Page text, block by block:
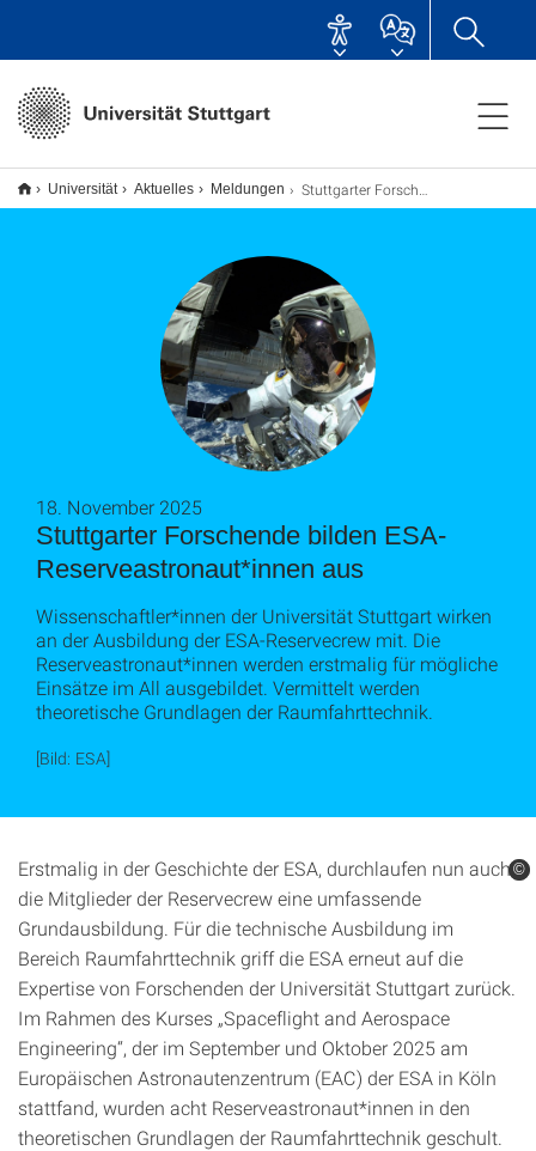
Universität Aktuelles Meldungen Stuttgarter Forschende bilden ESA-Reserveastronaut*innen aus
Stuttgarter Forschende bilden ESA-
Reserveastronaut*innen aus
18. November 2025
Wissenschaftler*innen der Universität Stuttgart wirken
an der Ausbildung der ESA-Reservecrew mit. Die
Reserveastronaut*innen werden erstmalig für mögliche
Einsätze im All ausgebildet. Vermittelt werden
theoretische Grundlagen der Raumfahrttechnik.
[Bild: ESA]
Erstmalig in der Geschichte der ESA, durchlaufen nun auch
die Mitglieder der Reservecrew eine umfassende
Grundausbildung. Für die technische Ausbildung im
Bereich Raumfahrttechnik griff die ESA erneut auf die
Expertise von Forschenden der Universität Stuttgart zurück.
Im Rahmen des Kurses „Spaceflight and Aerospace
Engineering“, der im September und Oktober 2025 am
Europäischen Astronautenzentrum (EAC) der ESA in Köln
stattfand, wurden acht Reserveastronaut*innen in den
theoretischen Grundlagen der Raumfahrttechnik geschult.
©
©